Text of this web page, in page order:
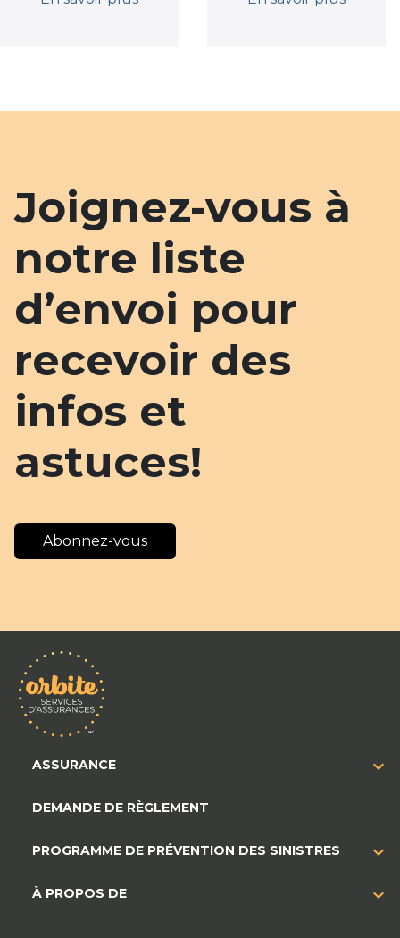
Joignez-vous à
notre liste
d’envoi pour
recevoir des
infos et
astuces!
Abonnez-vous
ASSURANCE
DEMANDE DE RÈGLEMENT
PROGRAMME DE PRÉVENTION DES SINISTRES
À PROPOS DE